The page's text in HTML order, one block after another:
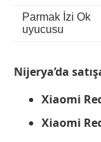
Parmak İzi Ok
uyucusu
Nijerya’da
Xiaomi
Xiaomi